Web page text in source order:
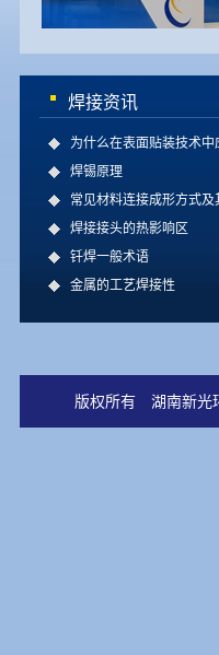
焊接资讯
为什么在表面贴装技术中
焊锡原理
常见材料连接成形方式及
焊接接头的热影响区
钎焊一般术语
金属的工艺焊接性
版权所有 湖南新光